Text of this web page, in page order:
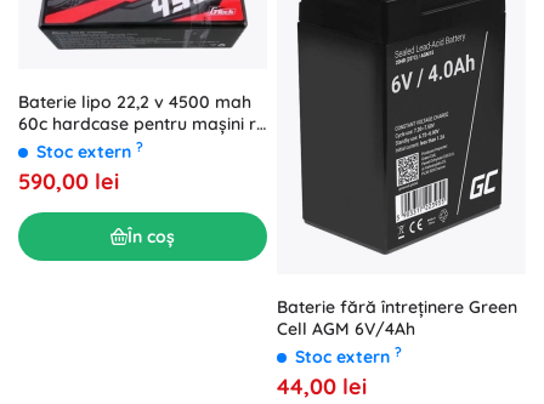
Baterie lipo 22,2 v 4500 mah
60c hardcase pentru mașini rc
gens ace g-tech
Stoc extern ?
590,00 lei
În coș
Baterie fără întreținere Green
Cell AGM 6V/4Ah
Stoc extern ?
44,00 lei